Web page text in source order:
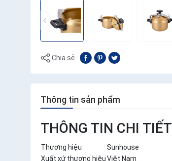
Chia sẻ
Thông tin sản phẩm
THÔNG TIN CHI TIẾT
Thương hiệu
Sunhouse
Xuất xứ thương hiệuViệt Nam